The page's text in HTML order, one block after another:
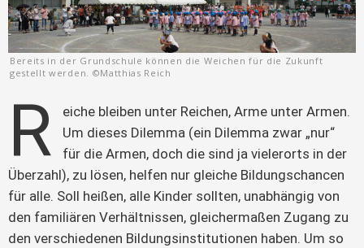
Bereits in der Grundschule können die Weichen für die Zukunft
gestellt werden. ©Matthias Reich
R
eiche bleiben unter Reichen, Arme unter Armen.
Um dieses Dilemma (ein Dilemma zwar „nur“
für die Armen, doch die sind ja vielerorts in der
Überzahl), zu lösen, helfen nur gleiche Bildungschancen
für alle. Soll heißen, alle Kinder sollten, unabhängig von
den familiären Verhältnissen, gleichermaßen Zugang zu
den verschiedenen Bildungsinstitutionen haben. Um so